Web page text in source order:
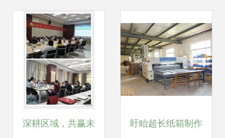
广服务深度解析
深耕区域，共赢未 盱眙超长纸箱制作